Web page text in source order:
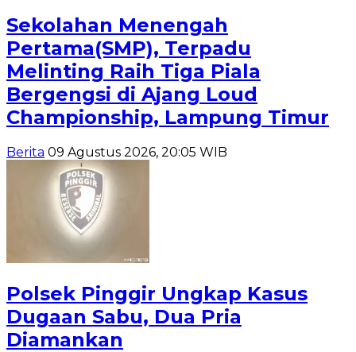
Sekolahan Menengah
Pertama(SMP), Terpadu
Melinting Raih Tiga Piala
Bergengsi di Ajang Loud
Championship, Lampung Timur
Berita 09 Agustus 2026, 20:05 WIB
Polsek Pinggir Ungkap Kasus
Dugaan Sabu, Dua Pria
Diamankan